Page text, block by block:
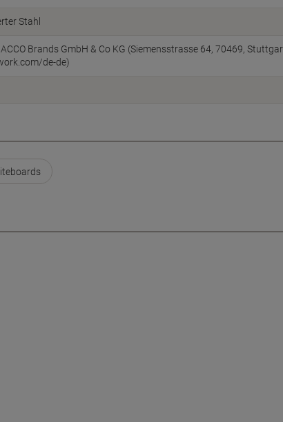
Stahl
ACCO Brands GmbH & Co KG (Siemensstrasse 64, 70469,
de-de)